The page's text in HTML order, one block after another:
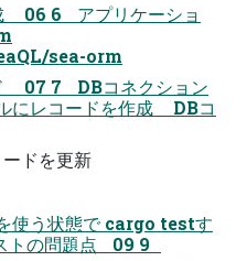
06 6 アプリケーショ
sea-orm
07 7 DBコネクション
にレコードを作成 DBコ
ードを更新
使う状態で cargo testす
トの問題点 09 9